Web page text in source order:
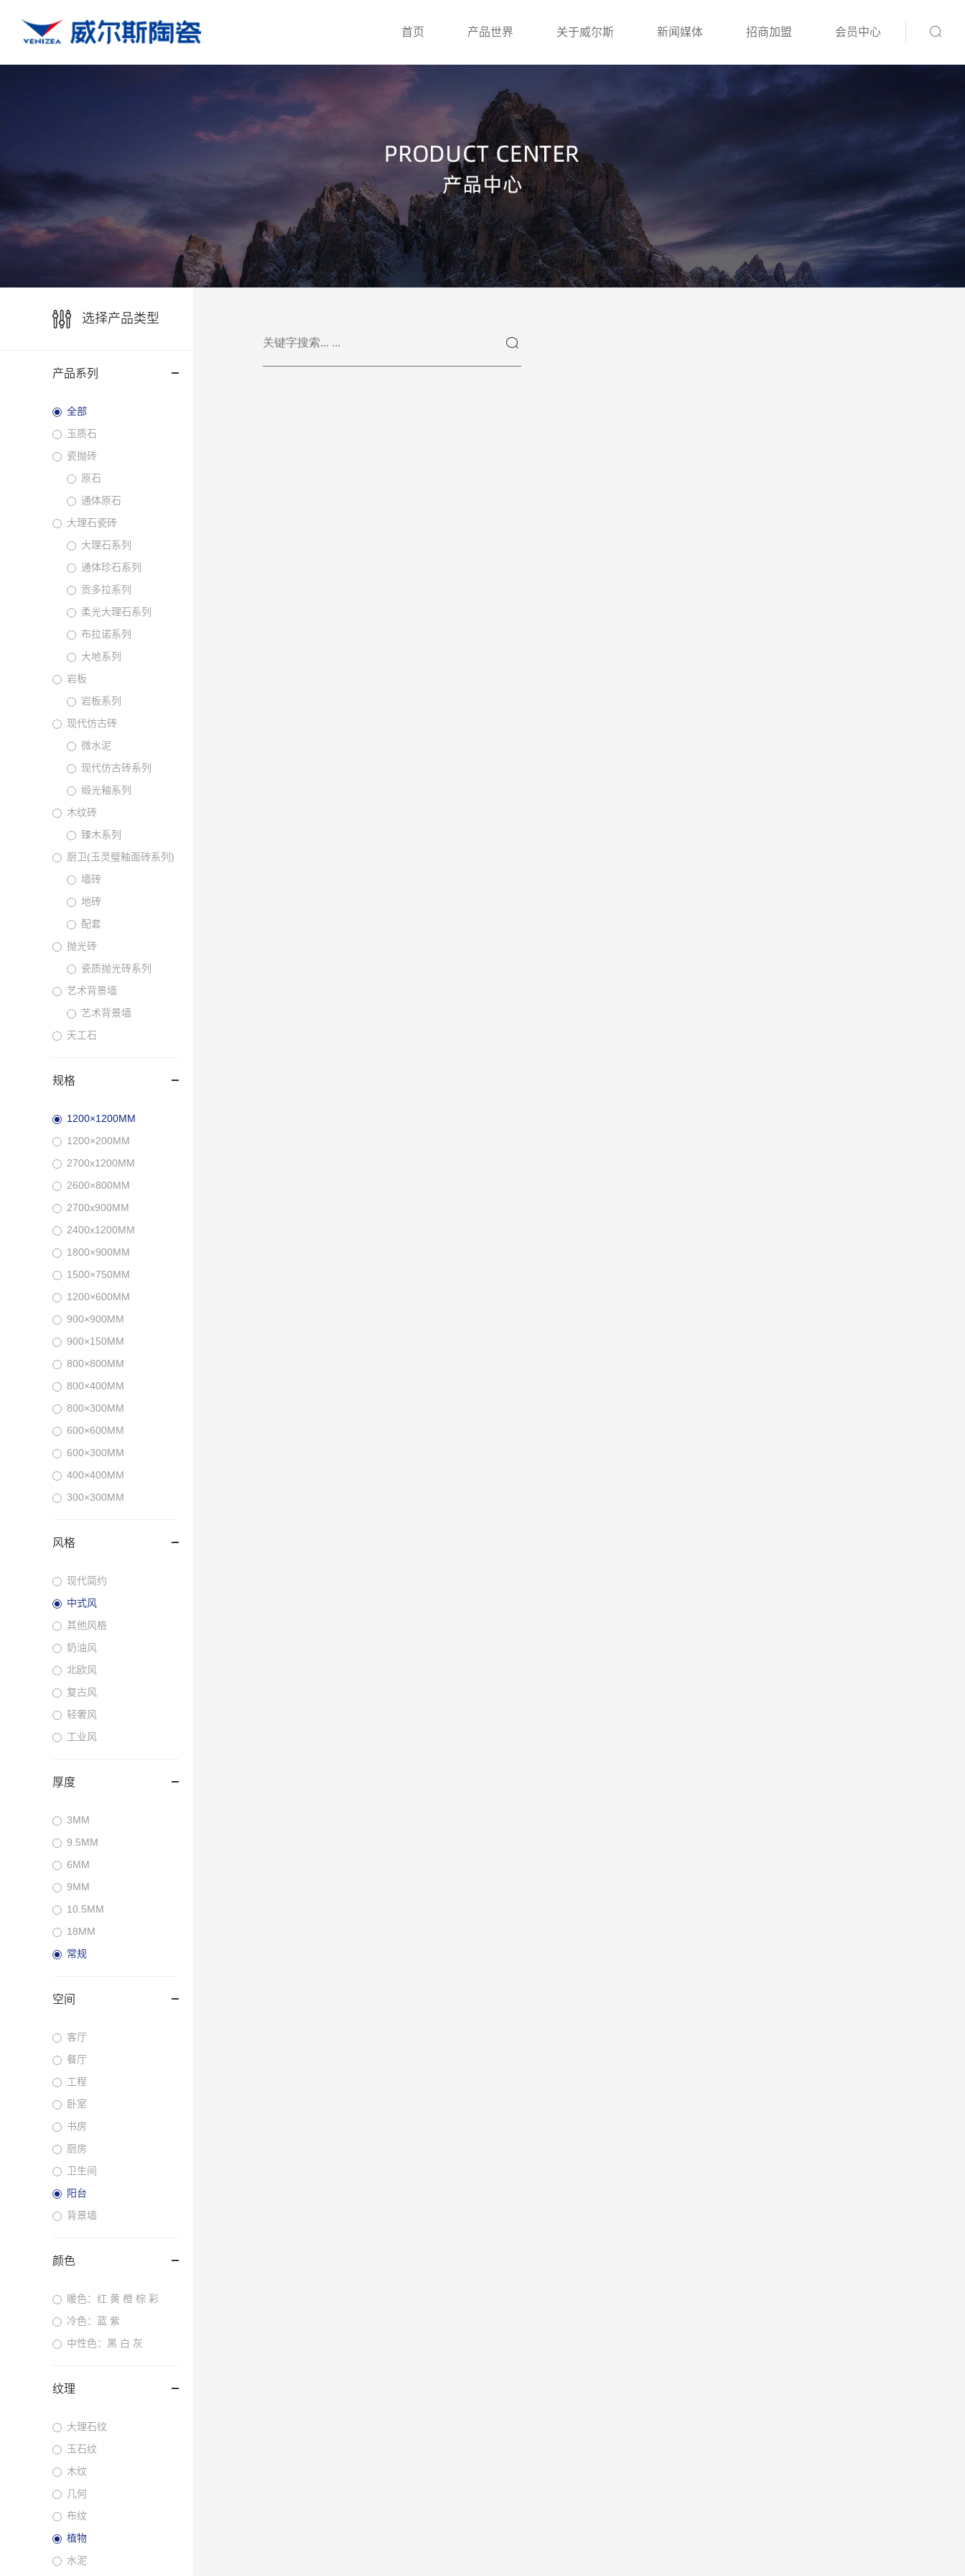
首页 产品世界 关于威尔斯 新闻媒体 招商加盟 会员中心
选择产品类型
产品系列
全部
玉质石
瓷抛砖
原石
通体原石
大理石瓷砖
大理石系列
通体珍石系列
贡多拉系列
柔光大理石系列
布拉诺系列
大地系列
岩板
岩板系列
现代仿古砖
微水泥
现代仿古砖系列
缎光釉系列
木纹砖
臻木系列
厨卫(玉灵璧釉面砖系列)
墙砖
地砖
配套
抛光砖
瓷质抛光砖系列
艺术背景墙
艺术背景墙
天工石
规格
1200×1200MM
1200×200MM
2700x1200MM
2600×800MM
2700x900MM
2400x1200MM
1800×900MM
1500×750MM
1200×600MM
900×900MM
900×150MM
800×800MM
800×400MM
800×300MM
600×600MM
600×300MM
400×400MM
300×300MM
风格
现代简约
中式风
其他风格
奶油风
北欧风
复古风
轻奢风
工业风
厚度
3MM
9.5MM
6MM
9MM
10.5MM
18MM
常规
空间
客厅
餐厅
工程
卧室
书房
厨房
卫生间
阳台
背景墙
颜色
暖色：红 黄 橙 棕 彩
冷色：蓝 紫
中性色：黑 白 灰
纹理
大理石纹
玉石纹
木纹
几何
布纹
植物
水泥